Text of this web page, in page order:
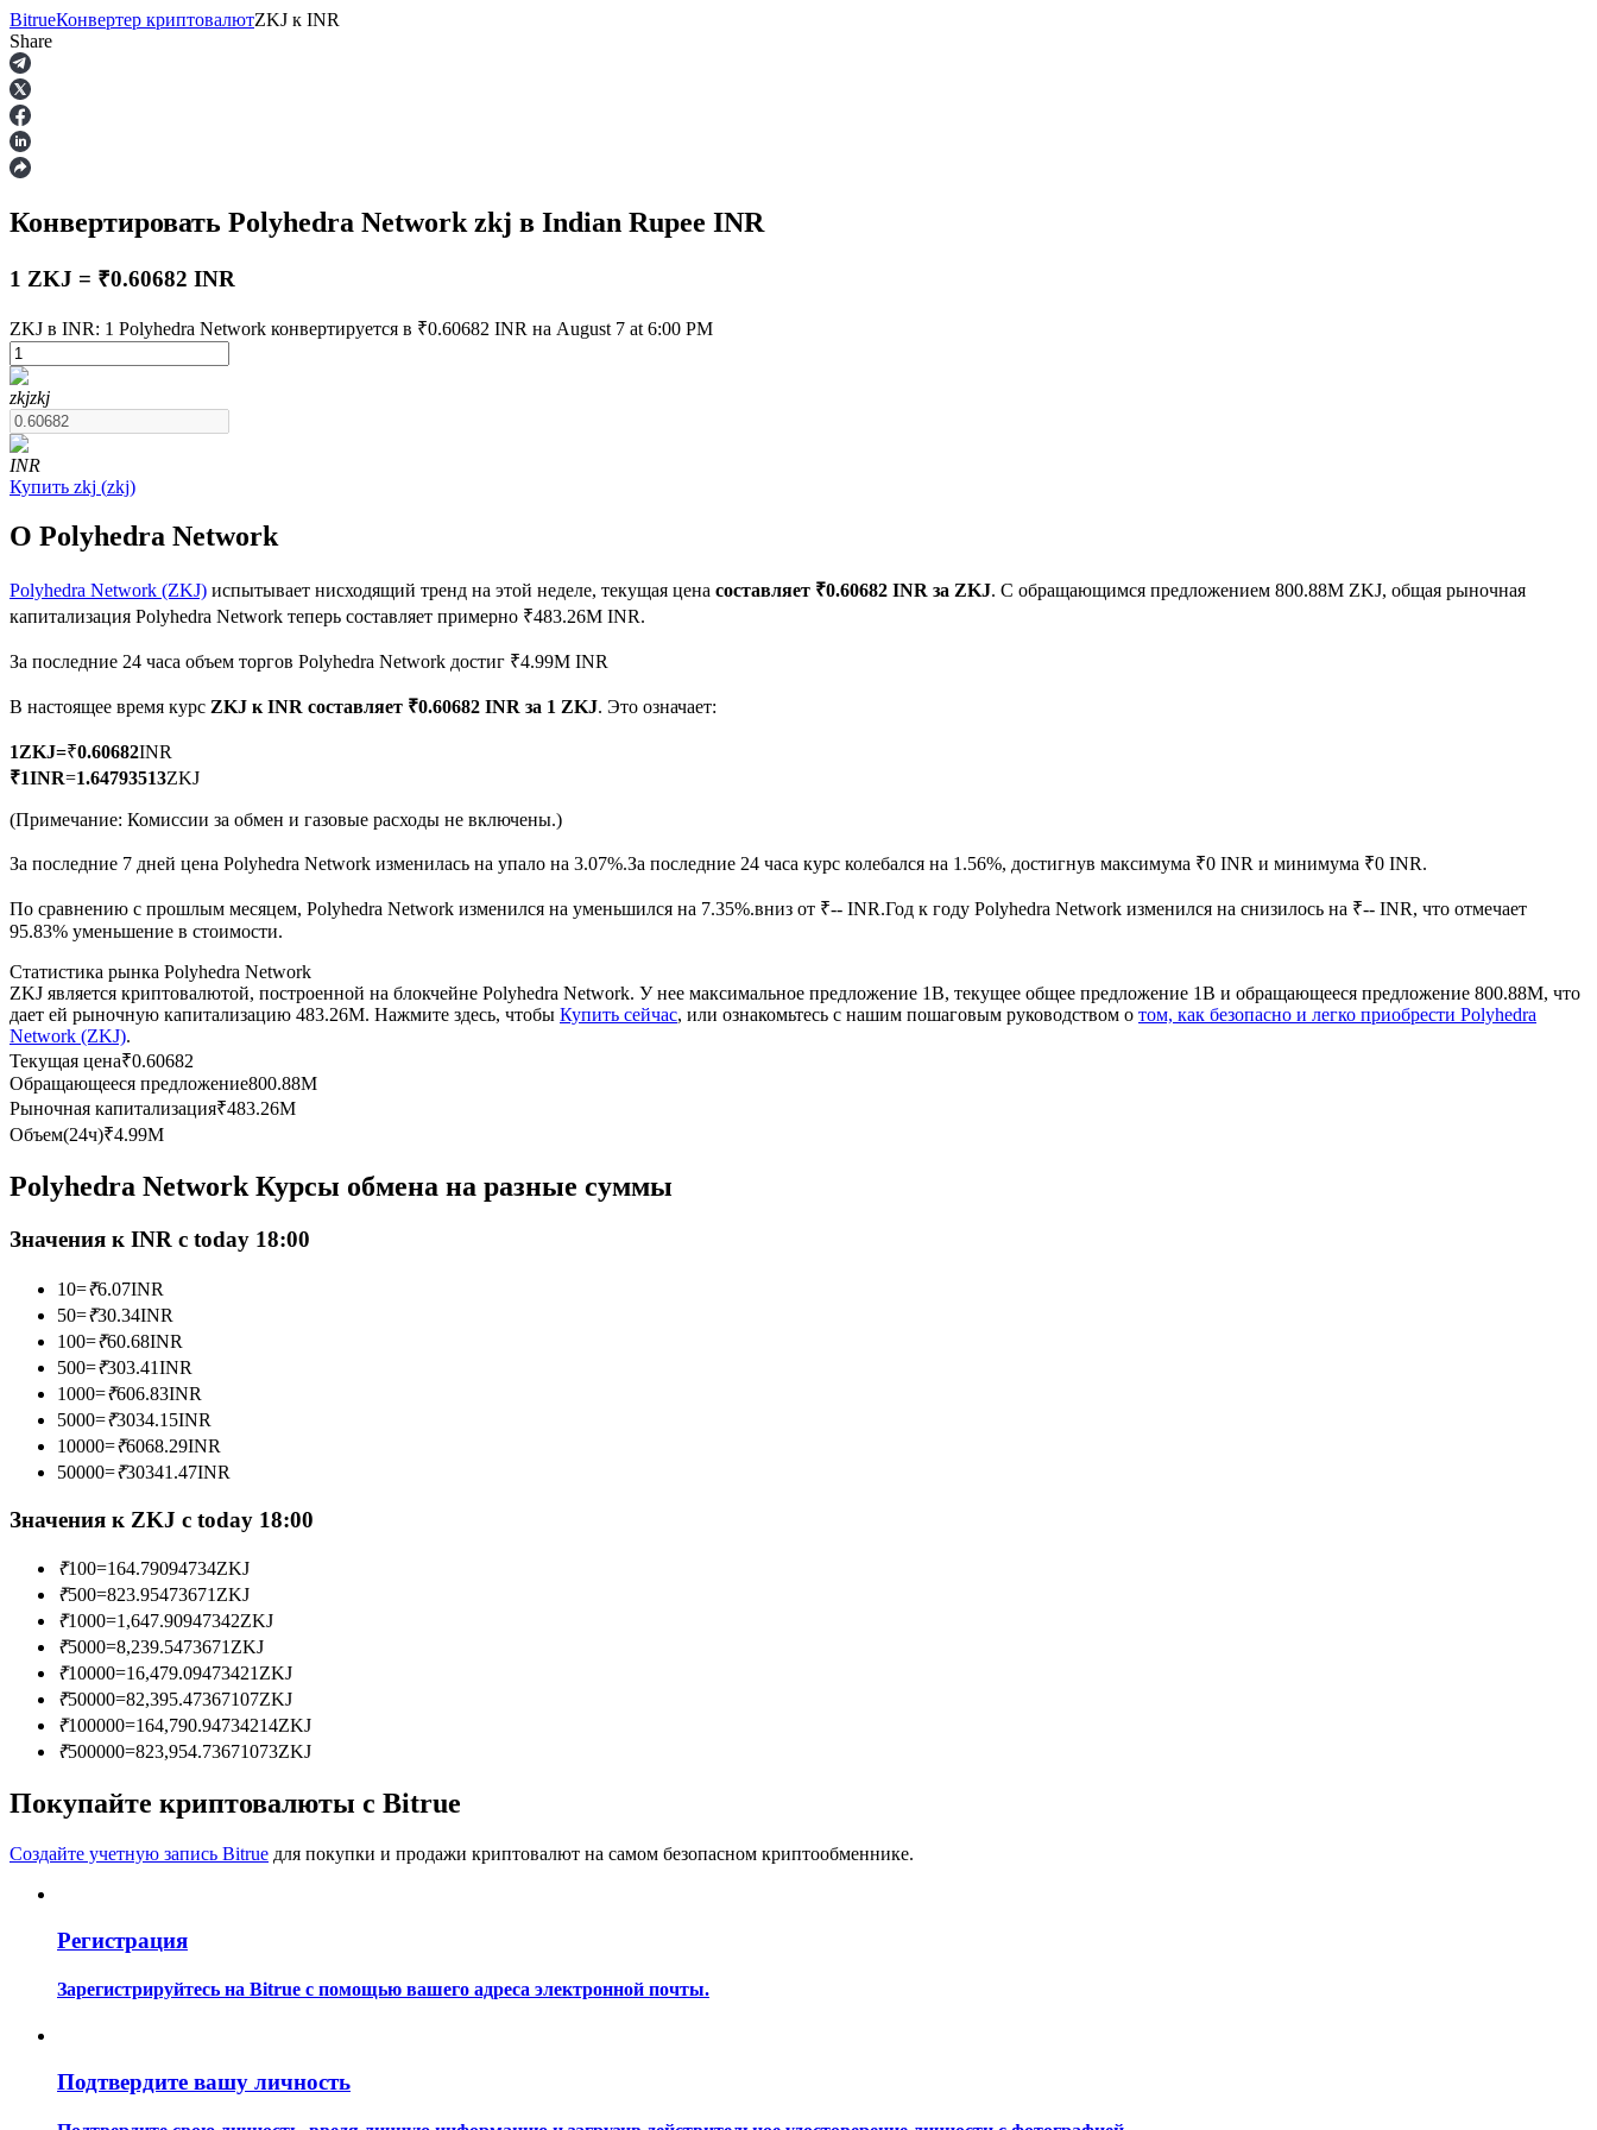
Фьючерсы
TradFi
USDC фьючерсы
Фьючерсы с использованием USDC в качестве обеспечения
Копирование торговли
Присоединяйтесь к лучшим трейдерам
Станьте копи-трейдером
Наслаждайтесь распределением прибыли и комиссиями за копи-трейдинг
Анализ больших данных, включая торговую информацию и т. д.
BitrueКонвертер криптовалютZKJ к INR
Share
Конвертировать Polyhedra Network zkj в Indian Rupee INR
1 ZKJ = ₹0.60682 INR
ZKJ в INR: 1 Polyhedra Network конвертируется в ₹0.60682 INR на August 7 at 6:00 PM
zkjzkj
INR
Купить zkj (zkj)
О Polyhedra Network
Polyhedra Network (ZKJ) испытывает нисходящий тренд на этой неделе, текущая цена составляет ₹0.60682 INR за ZKJ. С обращающимся предложением 800.88M ZKJ, общая рыночная
капитализация Polyhedra Network теперь составляет примерно ₹483.26M INR.
За последние 24 часа объем торгов Polyhedra Network достиг ₹4.99M INR
В настоящее время курс ZKJ к INR составляет ₹0.60682 INR за 1 ZKJ. Это означает:
1ZKJ=₹0.60682INR
₹1INR=1.64793513ZKJ
(Примечание: Комиссии за обмен и газовые расходы не включены.)
За последние 7 дней цена Polyhedra Network изменилась на упало на 3.07%.За последние 24 часа курс колебался на 1.56%, достигнув максимума ₹0 INR и минимума ₹0 INR.
По сравнению с прошлым месяцем, Polyhedra Network изменился на уменьшился на 7.35%.вниз от ₹-- INR.Год к году Polyhedra Network изменился на снизилось на ₹-- INR, что отмечает
95.83% уменьшение в стоимости.
Статистика рынка Polyhedra Network
ZKJ является криптовалютой, построенной на блокчейне Polyhedra Network. У нее максимальное предложение 1B, текущее общее предложение 1B и обращающееся предложение 800.88M, что
дает ей рыночную капитализацию 483.26M. Нажмите здесь, чтобы Купить сейчас, или ознакомьтесь с нашим пошаговым руководством о том, как безопасно и легко приобрести Polyhedra
Network (ZKJ).
Текущая цена₹0.60682
Обращающееся предложение800.88M
Рыночная капитализация₹483.26M
Объем(24ч)₹4.99M
Polyhedra Network Курсы обмена на разные суммы
Значения к INR с today 18:00
10=₹6.07INR
50=₹30.34INR
100=₹60.68INR
500=₹303.41INR
1000=₹606.83INR
5000=₹3034.15INR
10000=₹6068.29INR
50000=₹30341.47INR
Значения к ZKJ с today 18:00
₹100=164.79094734ZKJ
₹500=823.95473671 ZKJ
₹1000=1,647.90947342ZKJ
₹5000=8,239.5473671 ZKJ
₹10000=16,479.09473421 ZKJ
₹50000=82,395.47367107ZKJ
₹100000=164,790.94734214ZKJ
₹500000=823,954.73671073ZKJ
Покупайте криптовалюты с Bitrue
Создайте учетную запись Bitrue для покупки и продажи криптовалют на самом безопасном криптообменнике.
Регистрация
Зарегистрируйтесь на Bitrue с помощью вашего адреса электронной почты.
Подтвердите вашу личность